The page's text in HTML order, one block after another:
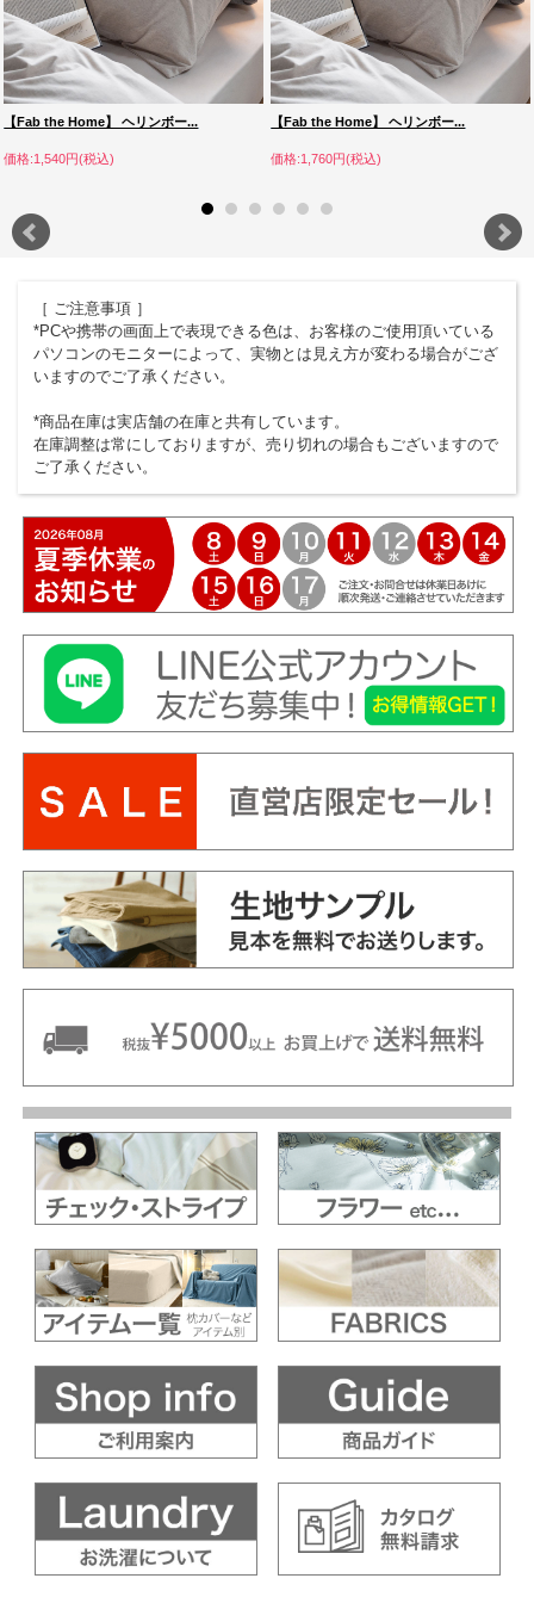
【Fab the Home】 ヘリンボー...
価格:1,540円(税込)
【Fab the Home】 ヘリンボー...
価格:1,760円(税込)
［ ご注意事項 ］
*PCや携帯の画面上で表現できる色は、お客様のご使用頂いている
パソコンのモニターによって、実物とは見え方が変わる場合がござ
いますのでご了承ください。
*商品在庫は実店舗の在庫と共有しています。
在庫調整は常にしておりますが、売り切れの場合もございますので
ご了承ください。